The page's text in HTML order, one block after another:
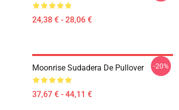
24,38 € - 28,06 €
Moonrise Sudadera De Pullover
37,67 € - 44,11 €
-20%